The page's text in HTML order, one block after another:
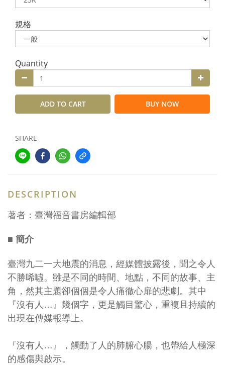
規格
Quantity
ADD TO CART BUY NOW
SHARE
DESCRIPTION
著者：臺灣福音書房編輯部
■ 簡介
臺灣九二一大地震的消息，經媒體披露後，聞之令人
不勝唏噓。雖是不同的時間、地點，不同的故事、主
角，然其主題卻個個是令人痛徹心扉的悲劇。其中
『沒有人…』幾個字，更是觸目驚心，重複且持續的
出現在傳媒報導上。
『沒有人…』，觸動了人的肺腑心腸，也帶給人極深
的感傷與啟示。